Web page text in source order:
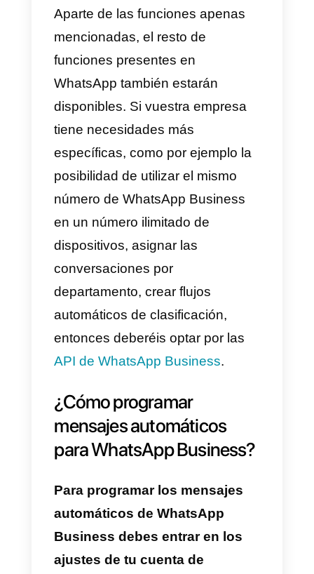
una llamada de verificación
proveniente de un bot de
WhatsApp durante la fase de
activación de la cuenta. Durante
código que servirá para confirmar
la cuenta.
¿Qué se puede hacer con
WhatsApp Business?
Con WhatsApp Business, es
posible personalizar algunos
puede ingresar la dirección de
la empresa, la descripción del
electrónico y los horarios de
apertura. Es posible programar
dos tipos de mensajes